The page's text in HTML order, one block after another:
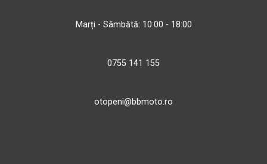
Marți - Sâmbătă: 10:00 - 18:00
0755 141 155
otopeni@bbmoto.ro